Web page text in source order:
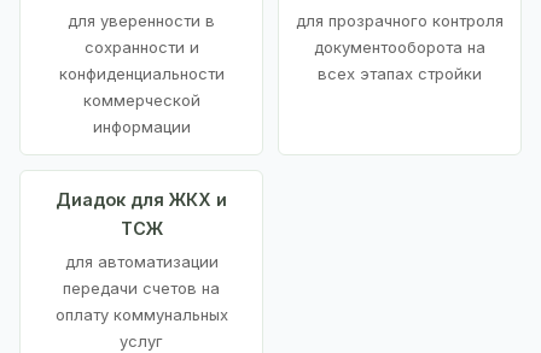
для уверенности в
сохранности и
конфиденциальности
коммерческой
информации
для прозрачного контроля
документооборота на
всех этапах стройки
Диадок для ЖКХ и
ТСЖ
для автоматизации
передачи счетов на
оплату коммунальных
услуг